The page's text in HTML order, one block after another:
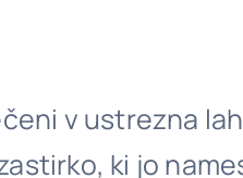
v ustrezna
ki jo